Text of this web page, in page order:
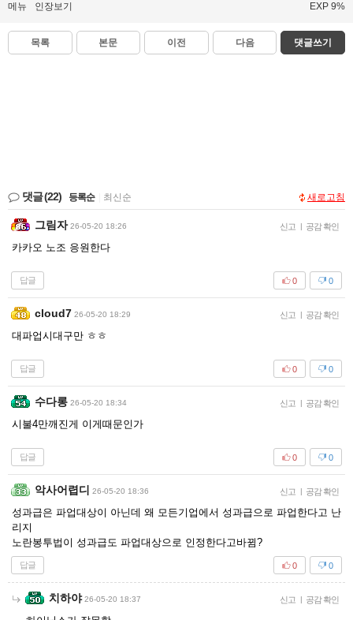
메뉴 인장보기 EXP 9%
목록 본문 이전 다음 댓글쓰기
댓글(22) 등록순 최신순 새로고침
그림자 26-05-20 18:26 신고 | 공감 확인
카카오 노조 응원한다
답글 0
0
cloud7 26-05-20 18:29 신고 | 공감 확인
대파업시대구만 ㅎㅎ
답글 0
0
수다롱 26-05-20 18:34 신고 | 공감 확인
시불4만깨진게 이게때문인가
답글 0
0
악사어렵디 26-05-20 18:36 신고 | 공감 확인
성과급은 파업대상이 아닌데 왜 모든기업에서 성과급으로 파업한다고 난
리지
노란봉투법이 성과급도 파업대상으로 인정한다고바뀜?
답글 0
0
치하야 26-05-20 18:37 신고 | 공감 확인